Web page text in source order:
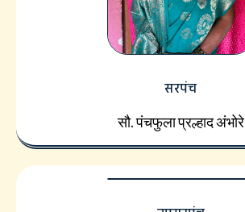
सरपंच
सौ. पंचफुला प्रल्हाद अंभोरे